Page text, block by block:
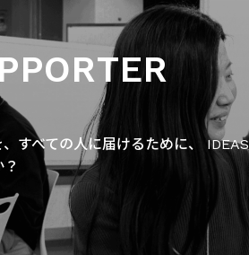
すべての人に届けるために、 IDEAS